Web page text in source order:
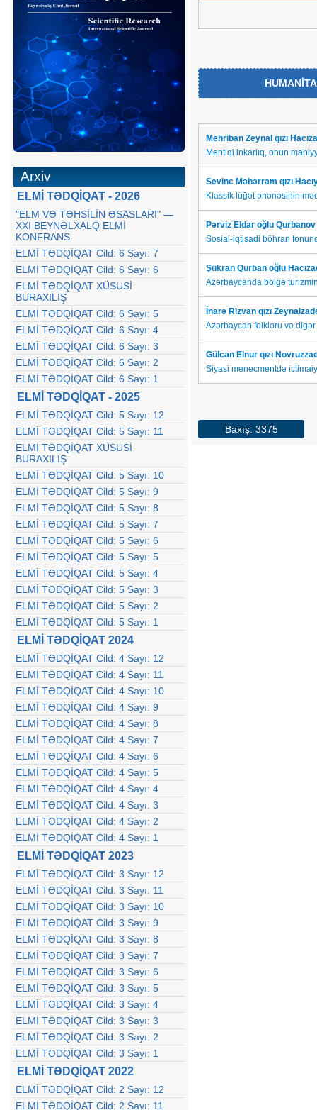
Arxiv
ELMİ TƏDQİQAT - 2026
"ELM VƏ TƏHSİLİN ƏSASLARI" —
XXI BEYNƏLXALQ ELMİ
KONFRANS
ELMİ TƏDQİQAT Cild: 6 Sayı: 7
ELMİ TƏDQİQAT Cild: 6 Sayı: 6
ELMİ TƏDQİQAT XÜSUSİ
BURAXILIŞ
ELMİ TƏDQİQAT Cild: 6 Sayı: 5
ELMİ TƏDQİQAT Cild: 6 Sayı: 4
ELMİ TƏDQİQAT Cild: 6 Sayı: 3
ELMİ TƏDQİQAT Cild: 6 Sayı: 2
ELMİ TƏDQİQAT Cild: 6 Sayı: 1
ELMİ TƏDQİQAT - 2025
ELMİ TƏDQİQAT Cild: 5 Sayı: 12
ELMİ TƏDQİQAT Cild: 5 Sayı: 11
ELMİ TƏDQİQAT XÜSUSİ
BURAXILIŞ
ELMİ TƏDQİQAT Cild: 5 Sayı: 10
ELMİ TƏDQİQAT Cild: 5 Sayı: 9
ELMİ TƏDQİQAT Cild: 5 Sayı: 8
ELMİ TƏDQİQAT Cild: 5 Sayı: 7
ELMİ TƏDQİQAT Cild: 5 Sayı: 6
ELMİ TƏDQİQAT Cild: 5 Sayı: 5
ELMİ TƏDQİQAT Cild: 5 Sayı: 4
ELMİ TƏDQİQAT Cild: 5 Sayı: 3
ELMİ TƏDQİQAT Cild: 5 Sayı: 2
ELMİ TƏDQİQAT Cild: 5 Sayı: 1
ELMİ TƏDQİQAT 2024
ELMİ TƏDQİQAT Cild: 4 Sayı: 12
ELMİ TƏDQİQAT Cild: 4 Sayı: 11
ELMİ TƏDQİQAT Cild: 4 Sayı: 10
ELMİ TƏDQİQAT Cild: 4 Sayı: 9
ELMİ TƏDQİQAT Cild: 4 Sayı: 8
ELMİ TƏDQİQAT Cild: 4 Sayı: 7
ELMİ TƏDQİQAT Cild: 4 Sayı: 6
ELMİ TƏDQİQAT Cild: 4 Sayı: 5
ELMİ TƏDQİQAT Cild: 4 Sayı: 4
ELMİ TƏDQİQAT Cild: 4 Sayı: 3
ELMİ TƏDQİQAT Cild: 4 Sayı: 2
ELMİ TƏDQİQAT Cild: 4 Sayı: 1
ELMİ TƏDQİQAT 2023
ELMİ TƏDQİQAT Cild: 3 Sayı: 12
ELMİ TƏDQİQAT Cild: 3 Sayı: 11
ELMİ TƏDQİQAT Cild: 3 Sayı: 10
ELMİ TƏDQİQAT Cild: 3 Sayı: 9
ELMİ TƏDQİQAT Cild: 3 Sayı: 8
ELMİ TƏDQİQAT Cild: 3 Sayı: 7
ELMİ TƏDQİQAT Cild: 3 Sayı: 6
ELMİ TƏDQİQAT Cild: 3 Sayı: 5
ELMİ TƏDQİQAT Cild: 3 Sayı: 4
ELMİ TƏDQİQAT Cild: 3 Sayı: 3
ELMİ TƏDQİQAT Cild: 3 Sayı: 2
ELMİ TƏDQİQAT Cild: 3 Sayı: 1
ELMİ TƏDQİQAT 2022
ELMİ TƏDQİQAT Cild: 2 Sayı: 12
ELMİ TƏDQİQAT Cild: 2 Sayı: 11
Mehriban Zeynal qızı
Məntiqi inkarlıq, onun
Sevinc Məhərrəm qızı
Klassik lüğət ənənəsinin
Pərviz Eldar oğlu Qurbanov
Sosial-iqtisadi böhran
Şükran Qurban oğlu
Azərbaycanda bölgə
İnarə Rizvan qızı
Azərbaycan folkloru və
Gülcan Elnur qızı
Siyasi menecmentdə
Baxış: 3375